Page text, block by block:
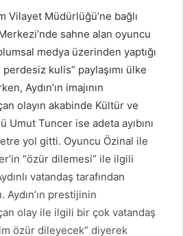
Vilayet Müdürlüğü’ne bağlı
sahne alan oyuncu
medya üzerinden yaptığı
kulis” paylaşımı ülke
Aydın’ın imajının
olayın akabinde Kültür ve
Tuncer ise adeta ayıbını
yol gitti. Oyuncu Özinal ile
“özür dilemesi” ile ilgili
vatandaş tarafından
Aydın’ın prestijinin
olay ile ilgili bir çok vatandaş
özür dileyecek” diyerek